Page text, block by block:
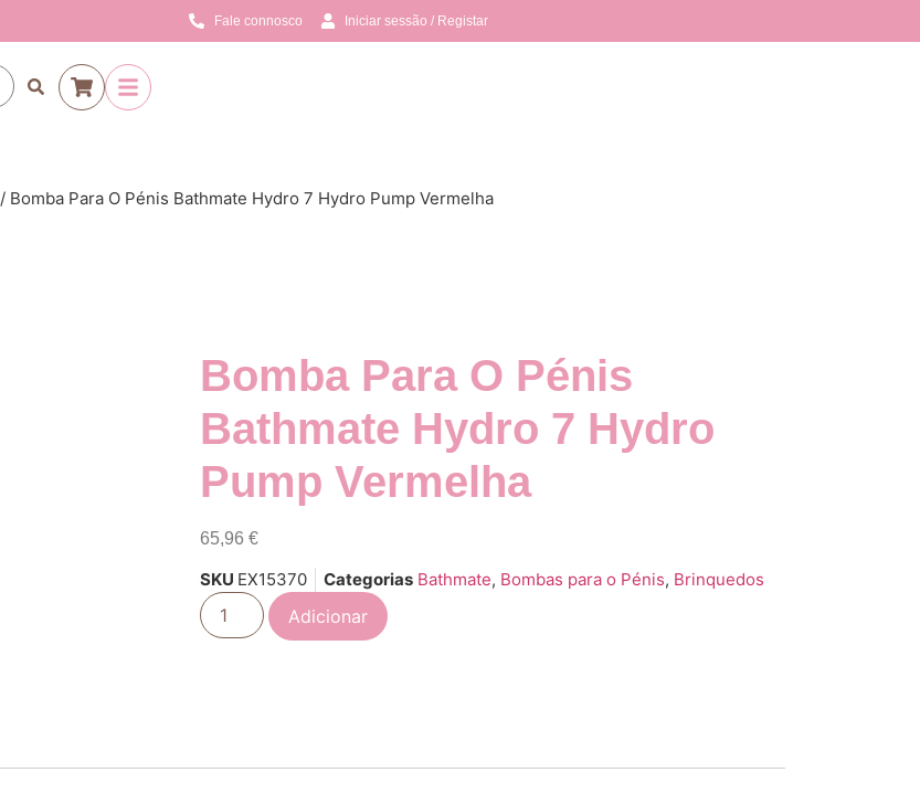
Fale connosco Iniciar sessão / Registar
/ Bomba Para O Pénis Bathmate Hydro 7 Hydro Pump Vermelha
Bomba Para O Pénis
Bathmate Hydro 7 Hydro
Pump Vermelha
65,96 €
SKU EX15370 Categorias Bathmate, Bombas para o Pénis, Brinquedos
Adicionar